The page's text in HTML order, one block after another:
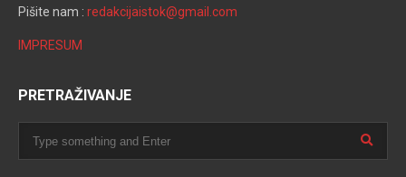
Pišite nam : redakcijaistok@gmail.com
IMPRESUM
PRETRAŽIVANJE